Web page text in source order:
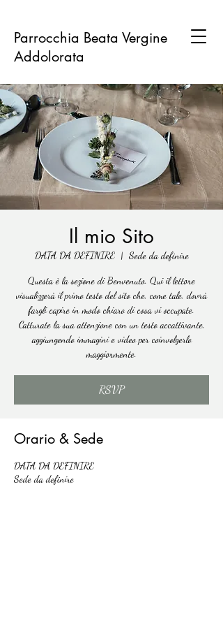
Parrocchia Beata Vergine
Addolorata
Il mio Sito
DATA DA DEFINIRE
  |
Sede da definire
Questa è la sezione di Benvenuto. Qui il lettore
visualizzerà il primo testo del sito che, come tale, dovrà
fargli capire in modo chiaro di cosa vi occupate.
Catturate la sua attenzione con un testo accattivante,
aggiungendo immagini e video per coinvolgerlo
maggiormente.
RSVP
Orario & Sede
DATA DA DEFINIRE
Sede da definire